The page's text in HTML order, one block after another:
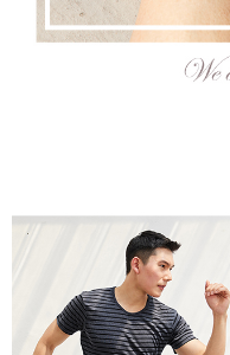
每筆NT$120